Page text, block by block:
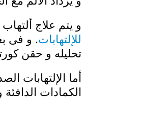
و يتم علاج
للإلتهابات. و فى
تحليله و حقن
أما الإلتهابات
الكمادات